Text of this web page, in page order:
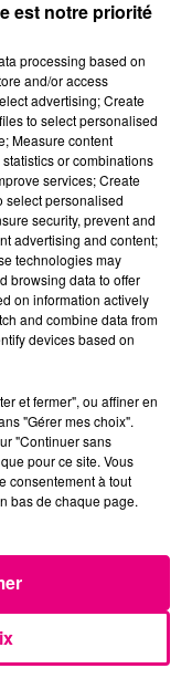
dans le
est notre priorité
processing based on
and/or access
advertising; Create
to select personalised
Measure content
or combinations
services; Create
select personalised
security, prevent and
advertising and content;
technologies may
browsing data to offer
on information actively
and combine data from
devices based on
et fermer", ou affiner en
"Gérer mes choix".
"Continuer sans
pour ce site. Vous
consentement à tout
bas de chaque page.